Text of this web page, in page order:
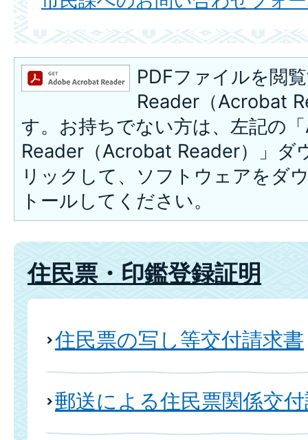
PDFファイルを閲
Reader（Acrobat
す。お持ちでない方は、左記の
Reader（Acrobat Reader）」ダ
リックして、ソフトウェアをダ
トールしてください。
住民票・印鑑登録証明
住民票の写し等交付請求書
郵送による住民票関係交